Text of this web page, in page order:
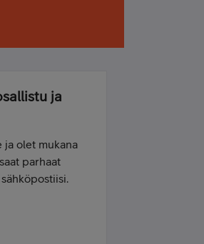
ja
ja olet mukana
parhaat